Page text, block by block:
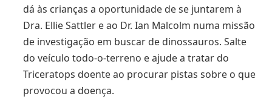
dá às crianças a oportunidade de se juntarem à
Dra. Ellie Sattler e ao Dr. Ian Malcolm numa missão
de investigação em buscar de dinossauros. Salte
do veículo todo-o-terreno e ajude a tratar do
Triceratops doente ao procurar pistas sobre o que
provocou a doença.